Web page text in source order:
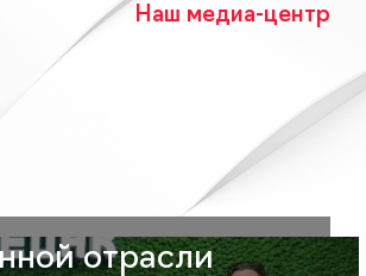
Наш медиа-центр
отрасли